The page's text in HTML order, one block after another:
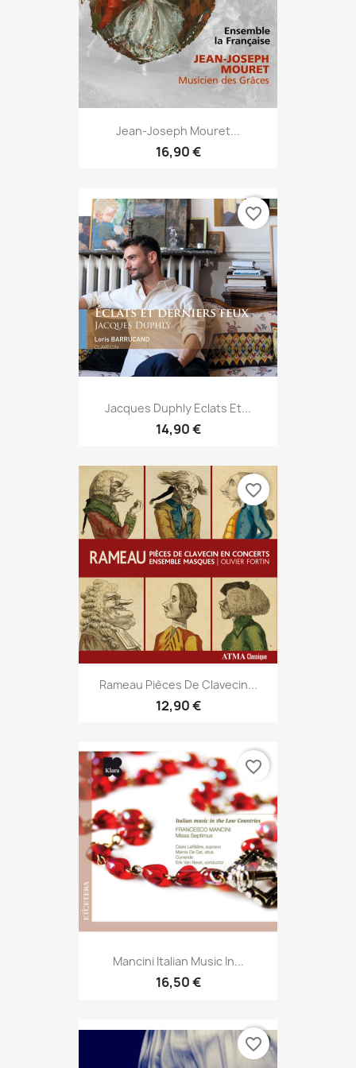
Jean-Joseph Mouret...
16,90 €
Jacques Duphly Eclats Et...
14,90 €
favorite_border
Rameau Pièces De Clavecin...
12,90 €
favorite_border
Mancini Italian Music In...
16,50 €
favorite_border
favorite_border